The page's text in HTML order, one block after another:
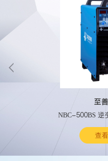
至
NBC-500BS 逆
查
